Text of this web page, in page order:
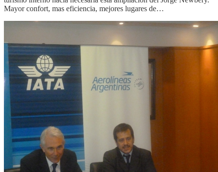
Mayor confort, mas eficiencia, mejores lugares de…